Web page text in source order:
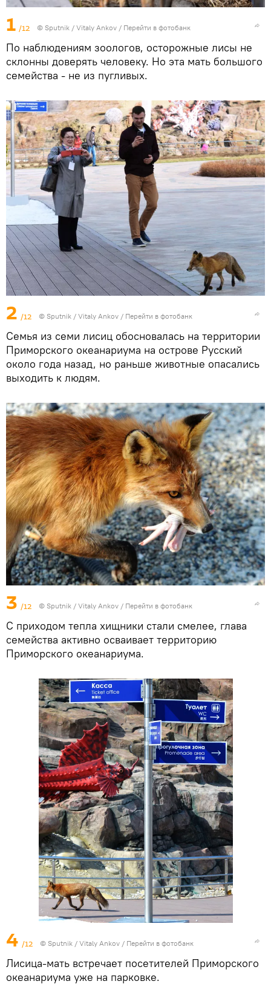
1 /12 © Sputnik / Vitaly Ankov / Перейти в фотобанк
По наблюдениям зоологов, осторожные лисы не
склонны доверять человеку. Но эта мать большого
семейства - не из пугливых.
2 /12 © Sputnik / Vitaly Ankov / Перейти в фотобанк
Семья из семи лисиц обосновалась на территории
Приморского океанариума на острове Русский
около года назад, но раньше животные опасались
выходить к людям.
3 /12 © Sputnik / Vitaly Ankov / Перейти в фотобанк
С приходом тепла хищники стали смелее, глава
семейства активно осваивает территорию
Приморского океанариума.
4 /12 © Sputnik / Vitaly Ankov / Перейти в фотобанк
Лисица-мать встречает посетителей Приморского
океанариума уже на парковке.